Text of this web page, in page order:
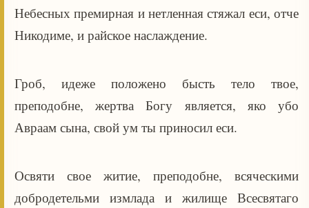
Небесных премирная и нетленная стяжал еси, отче
Никодиме, и райское наслаждение.
Гроб, идеже положено бысть тело твое,
преподобне, жертва Богу является, яко убо
Авраам сына, свой ум ты приносил еси.
Освяти свое житие, преподобне, всяческими
добродетельми измлада и жилище Всесвятаго